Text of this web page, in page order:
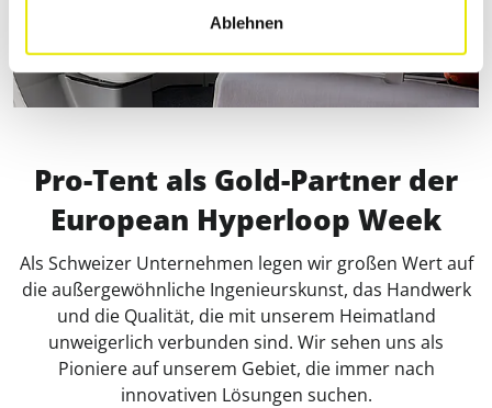
Ablehnen
Pro-Tent als Gold-Partner der
European Hyperloop Week
Als Schweizer Unternehmen legen wir großen Wert auf
die außergewöhnliche Ingenieurskunst, das Handwerk
und die Qualität, die mit unserem Heimatland
unweigerlich verbunden sind. Wir sehen uns als
Pioniere auf unserem Gebiet, die immer nach
innovativen Lösungen suchen.